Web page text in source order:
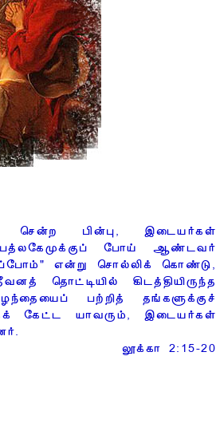
சென்ற பின்பு, இடையர்கள்
போய் ஆண்டவர்
என்று சொல்லிக் கொண்டு,
தொட்டியில் கிடத்தியிருந்த
பற்றித் தங்களுக்குச்
கேட்ட யாவரும், இடையர்கள்
லூக்கா 2:15-20